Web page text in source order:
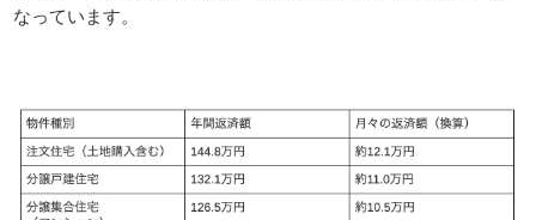
なっています。